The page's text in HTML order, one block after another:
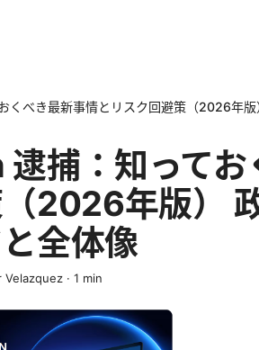
くべき最新事情とリスク回避策（2026年版
捕：知って
2026年版）
全体像
Velazquez · 1 min